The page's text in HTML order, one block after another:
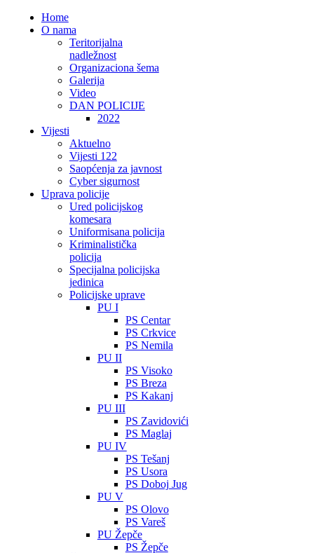
Home
O nama
Teritorijalna
nadležnost
Organizaciona šema
Galerija
Video
DAN POLICIJE
2022
Vijesti
Aktuelno
Vijesti 122
Saopćenja za javnost
Cyber sigurnost
Uprava policije
Ured policijskog
komesara
Uniformisana policija
Kriminalistička
policija
Specijalna policijska
jedinica
Policijske uprave
PU I
PS Centar
PS Crkvice
PS Nemila
PU II
PS Visoko
PS Breza
PS Kakanj
PU III
PS Zavidovići
PS Maglaj
PU IV
PS Tešanj
PS Usora
PS Doboj Jug
PU V
PS Olovo
PS Vareš
PU Žepče
PS Žepče